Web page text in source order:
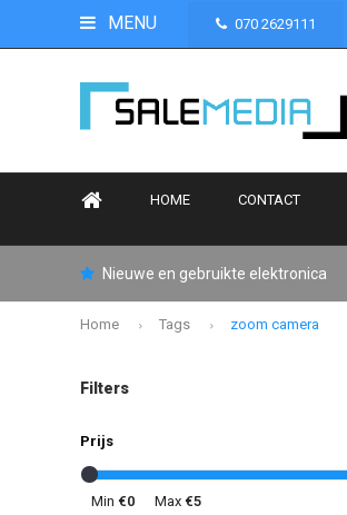
MENU 070 2629111
HOME CONTACT
Nieuwe en gebruikte elektronica
Home Tags zoom camera
Filters
Prijs
Min €0 Max €5